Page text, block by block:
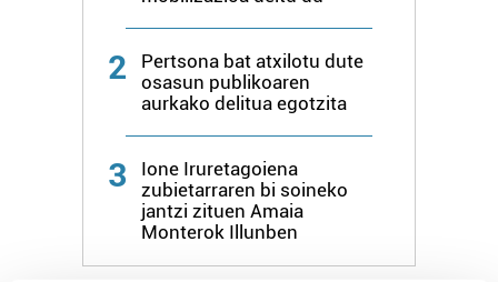
2
Pertsona bat atxilotu dute
osasun publikoaren
aurkako delitua egotzita
3
Ione Iruretagoiena
zubietarraren bi soineko
jantzi zituen Amaia
Monterok Illunben